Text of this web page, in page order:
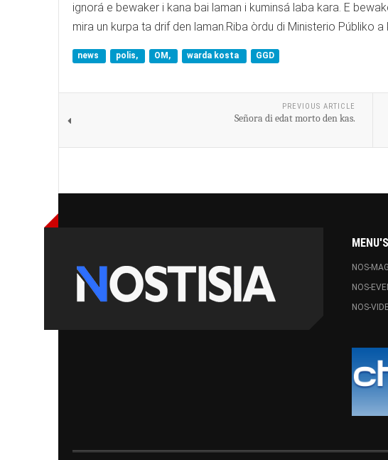
ignorá e bewaker i kana bai laman i kuminsá laba kara. E
mira un kurpa ta drif den laman.Riba òrdu di Ministerio Públiko
news polis, OM, warda kosta GGD
PREVIOUS ARTICLE
Señora di edat morto den kas.
MENU'S
NOS-
NOS-
NOS-